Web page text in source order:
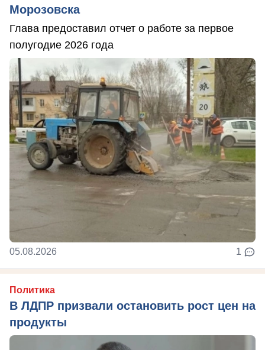
Морозовска
Глава предоставил отчет о работе за первое
полугодие 2026 года
05.08.2026 1
Политика
В ЛДПР призвали остановить рост цен на
продукты